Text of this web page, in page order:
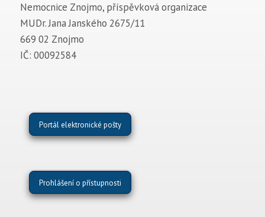
Nemocnice Znojmo, příspěvková organizace
MUDr. Jana Janského 2675/11
669 02 Znojmo
IČ: 00092584
Portál elektronické pošty
Prohlášení o přístupnosti